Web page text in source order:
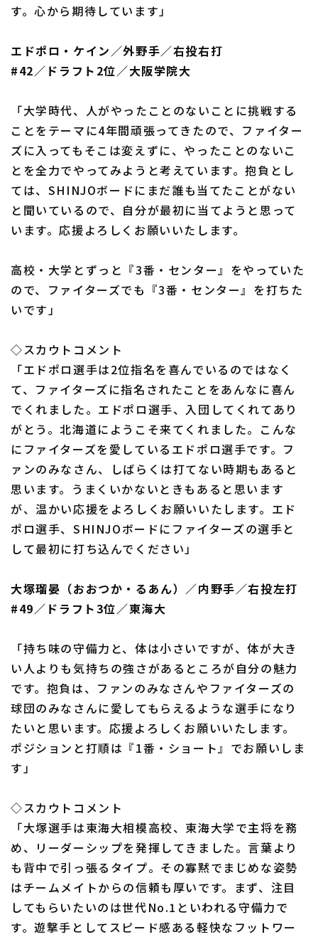
す。心から期待しています」
エドポロ・ケイン／外野手／右投右打
#42／ドラフト2位／大阪学院大
「大学時代、人がやったことのないことに挑戦する
ことをテーマに4年間頑張ってきたので、ファイター
ズに入ってもそこは変えずに、やったことのないこ
とを全力でやってみようと考えています。抱負とし
ては、SHINJOボードにまだ誰も当てたことがない
と聞いているので、自分が最初に当てようと思って
います。応援よろしくお願いいたします。
高校・大学とずっと『3番・センター』をやっていた
ので、ファイターズでも『3番・センター』を打ちた
いです」
◇スカウトコメント
「エドポロ選手は2位指名を喜んでいるのではなく
て、ファイターズに指名されたことをあんなに喜ん
でくれました。エドポロ選手、入団してくれてあり
がとう。北海道にようこそ来てくれました。こんな
にファイターズを愛しているエドポロ選手です。フ
ァンのみなさん、しばらくは打てない時期もあると
思います。うまくいかないときもあると思います
が、温かい応援をよろしくお願いいたします。エド
ポロ選手、SHINJOボードにファイターズの選手と
して最初に打ち込んでください」
大塚瑠晏（おおつか・るあん）／内野手／右投左打
#49／ドラフト3位／東海大
「持ち味の守備力と、体は小さいですが、体が大き
い人よりも気持ちの強さがあるところが自分の魅力
です。抱負は、ファンのみなさんやファイターズの
球団のみなさんに愛してもらえるような選手になり
たいと思います。応援よろしくお願いいたします。
ポジションと打順は『1番・ショート』でお願いしま
す」
◇スカウトコメント
「大塚選手は東海大相模高校、東海大学で主将を務
め、リーダーシップを発揮してきました。言葉より
も背中で引っ張るタイプ。その寡黙でまじめな姿勢
はチームメイトからの信頼も厚いです。まず、注目
してもらいたいのは世代No.1といわれる守備力で
す。遊撃手としてスピード感ある軽快なフットワー